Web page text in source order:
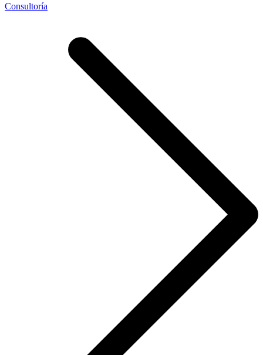
Consultoría